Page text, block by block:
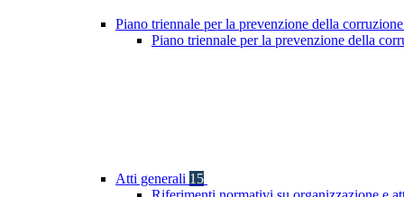
Piano triennale per la prevenzione della
Piano triennale per la prevenzione della
Atti generali 15